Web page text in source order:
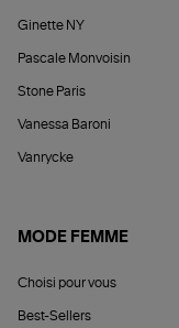
Ginette NY
Pascale Monvoisin
Stone Paris
Vanessa Baroni
Vanrycke
MODE FEMME
Choisi pour vous
Best-Sellers